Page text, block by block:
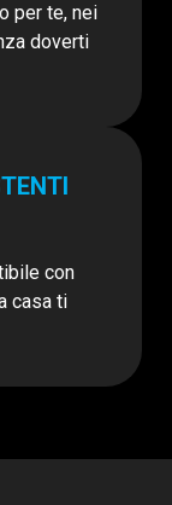
per te, nei
doverti
con
casa ti